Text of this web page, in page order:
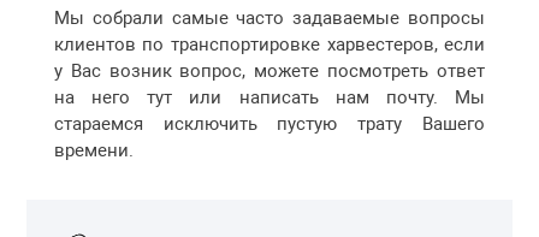
Мы собрали самые часто задаваемые вопросы
клиентов по транспортировке харвестеров, если
у Вас возник вопрос, можете посмотреть ответ
на него тут или написать нам почту. Мы
стараемся исключить пустую трату Вашего
времени.